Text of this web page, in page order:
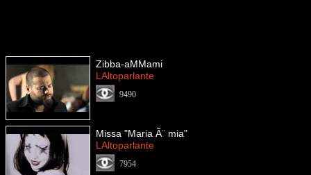
Zibba-aMMami
LAltoparlante
9490
Missa "Maria Ã¨ mia"
LAltoparlante
7954